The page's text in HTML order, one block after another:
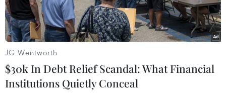
JG Wentworth
$30k In Debt Relief Scandal: What Financial
Institutions Quietly Conceal